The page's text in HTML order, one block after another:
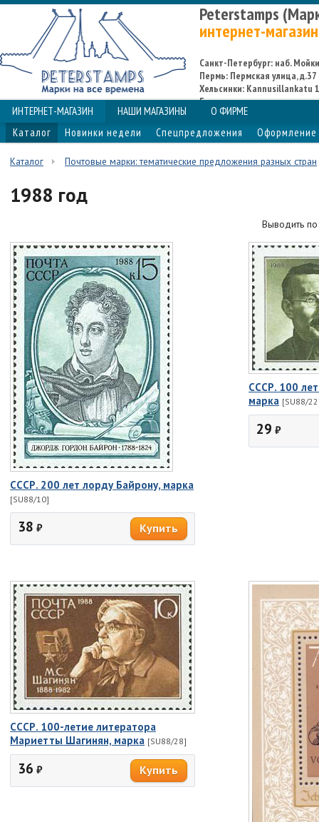
Peterstamps
интернет-магазин
Санкт-Петербург: наб.
Пермь: Пермская улица, д.37
Хельсинки: Kannusillankatu
Espoo
ИНТЕРНЕТ-МАГАЗИН НАШИ МАГАЗИНЫ
О ФИРМЕ
Каталог
Новинки недели Спецпредложения Оформление
Каталог Почтовые марки: тематические предложения разных стран
1988 год
Выводить
СССР. 200 лет лорду Байрону, марка
[SU88/10]
38 ₽
СССР. 100
марка [SU88/
29 ₽
СССР. 100-летие литератора
Мариетты Шагинян, марка [SU88/28]
36 ₽